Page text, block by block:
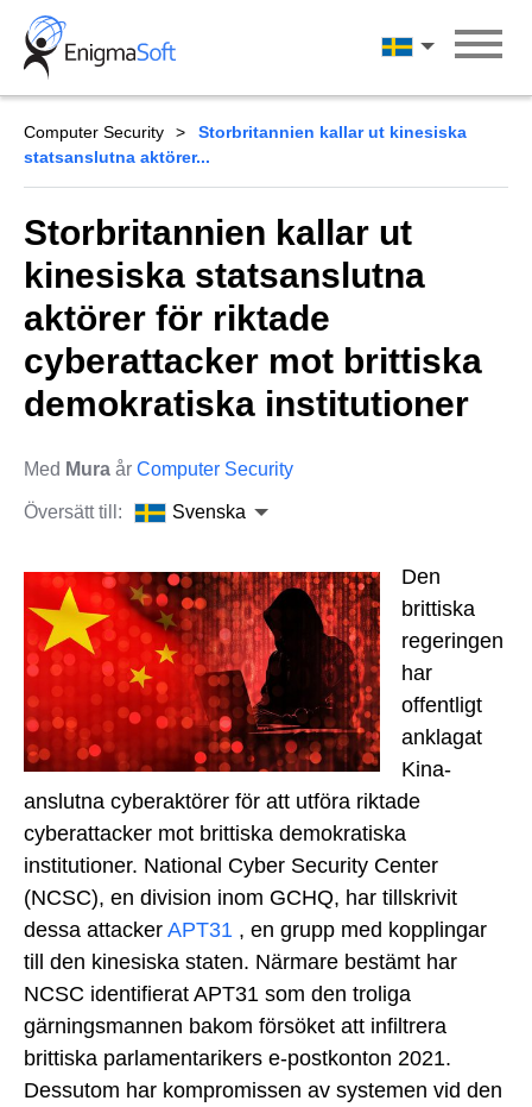
Skip
content
Svenska
Computer Security
Storbritannien kallar ut kinesiska
statsanslutna aktörer...
Storbritannien kallar ut
kinesiska statsanslutna
aktörer för riktade
cyberattacker mot brittiska
demokratiska institutioner
Med Mura år Computer Security
Översätt till: Svenska
Den
brittiska
regeringen
har
offentligt
anklagat
Kina-
anslutna cyberaktörer för att utföra riktade
cyberattacker mot brittiska demokratiska
institutioner. National Cyber Security Center
(NCSC), en division inom GCHQ, har tillskrivit
dessa attacker APT31 , en grupp med kopplingar
till den kinesiska staten. Närmare bestämt har
NCSC identifierat APT31 som den troliga
gärningsmannen bakom försöket att infiltrera
brittiska parlamentarikers e-postkonton 2021.
Dessutom har kompromissen av systemen vid den